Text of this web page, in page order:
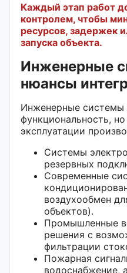
Каждый этап работ
контролем, чтобы
ресурсов, задержек
запуска объекта.
Инженерные
нюансы
Инженерные системы
функциональность,
эксплуатации
Системы
резервных
Современные
воздухообмен
объектов).
Промышленные
решения с
фильтрации
Пожарная
водоснабжение,